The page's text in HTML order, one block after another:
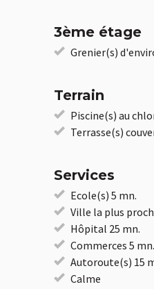
3ème étage
Grenier(s)
Terrain
Piscine(s) au
Terrasse(s)
Services
Ecole(s) 5 mn.
Ville la plus
Hôpital 25 mn.
Commerces 5 mn.
Autoroute(s) 15
Calme